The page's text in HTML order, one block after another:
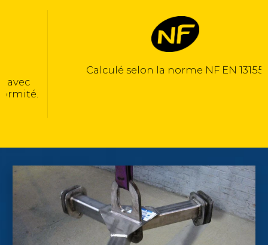
selon la norme NF EN 13155